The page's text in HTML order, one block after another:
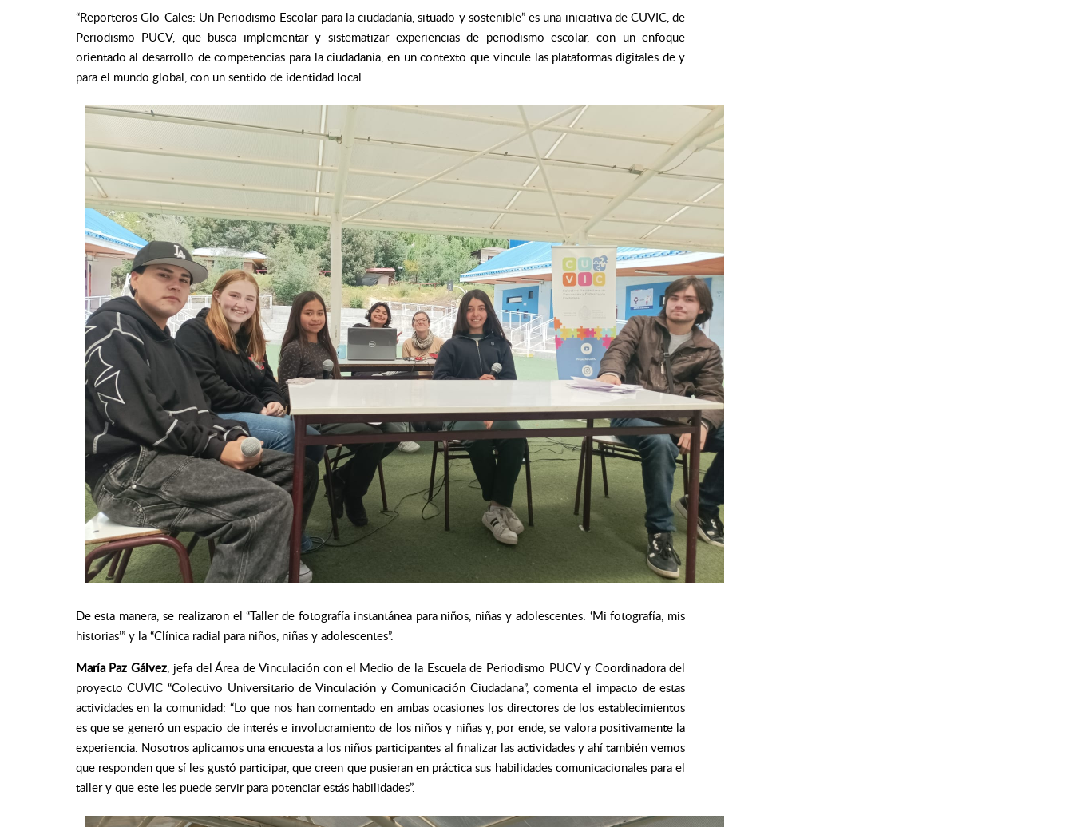
“Reporteros Glo-Cales: Un Periodismo Escolar para la ciudadanía, situado y sostenible” es una iniciativa de CUVIC, de
Periodismo PUCV, que busca implementar y sistematizar experiencias de periodismo escolar, con un enfoque
orientado al desarrollo de competencias para la ciudadanía, en un contexto que vincule las plataformas digitales de y
para el mundo global, con un sentido de identidad local.
De esta manera, se realizaron el “Taller de fotografía instantánea para niños, niñas y adolescentes: ‘Mi fotografía, mis
historias’” y la “Clínica radial para niños, niñas y adolescentes”.
María Paz Gálvez, jefa del Área de Vinculación con el Medio de la Escuela de Periodismo PUCV y Coordinadora del
proyecto CUVIC “Colectivo Universitario de Vinculación y Comunicación Ciudadana”, comenta el impacto de estas
actividades en la comunidad: “Lo que nos han comentado en ambas ocasiones los directores de los establecimientos
es que se generó un espacio de interés e involucramiento de los niños y niñas y, por ende, se valora positivamente la
experiencia. Nosotros aplicamos una encuesta a los niños participantes al finalizar las actividades y ahí también vemos
que responden que sí les gustó participar, que creen que pusieran en práctica sus habilidades comunicacionales para el
taller y que este les puede servir para potenciar estás habilidades”.